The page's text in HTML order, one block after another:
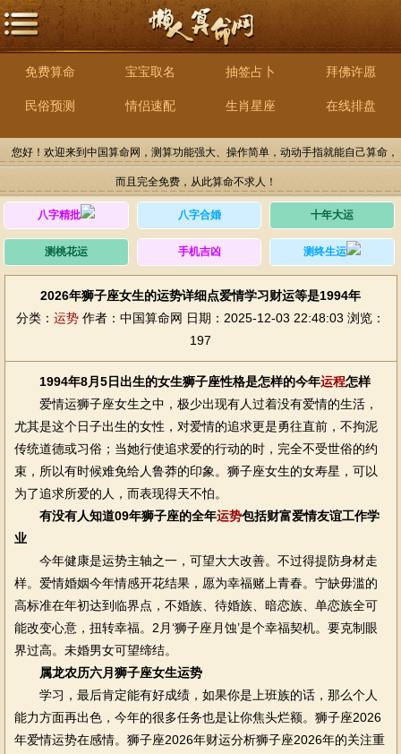
免费算命 宝宝取名 抽签占卜 拜佛许愿
民俗预测 情侣速配 生肖星座 在线排盘
您好！欢迎来到中国算命网，测算功能强大、操作简单，动动手指就能自己算命，
而且完全免费，从此算命不求人！
八字精批 八字合婚 十年大运
测桃花运 手机吉凶 测终生运
2026年狮子座女生的运势详细点爱情学习财运等是1994年
分类： 运势 作者：中国算命网 日期：2025-12-03 22:48:03 浏览：
197
1994年8月5日出生的女生狮子座性格是怎样的今年运程怎样
爱情运狮子座女生之中，极少出现有人过着没有爱情的生活，
尤其是这个日子出生的女性，对爱情的追求更是勇往直前，不拘泥
传统道德或习俗；当她行使追求爱的行动的时，完全不受世俗的约
束，所以有时候难免给人鲁莽的印象。狮子座女生的女寿星，可以
为了追求所爱的人，而表现得天不怕。
有没有人知道09年狮子座的全年运势包括财富爱情友谊工作学
业
今年健康是运势主轴之一，可望大大改善。不过得提防身材走
样。爱情婚姻今年情感开花结果，愿为幸福赌上青春。宁缺毋滥的
高标准在年初达到临界点，不婚族、待婚族、暗恋族、单恋族全可
能改变心意，扭转幸福。2月‘狮子座月蚀’是个幸福契机。要克制眼
界过高。未婚男女可望缔结。
属龙农历六月狮子座女生运势
学习，最后肯定能有好成绩，如果你是上班族的话，那么个人
能力方面再出色，今年的很多任务也是让你焦头烂额。狮子座2026
年爱情运势在感情。狮子座2026年财运分析狮子座2026年的关注重